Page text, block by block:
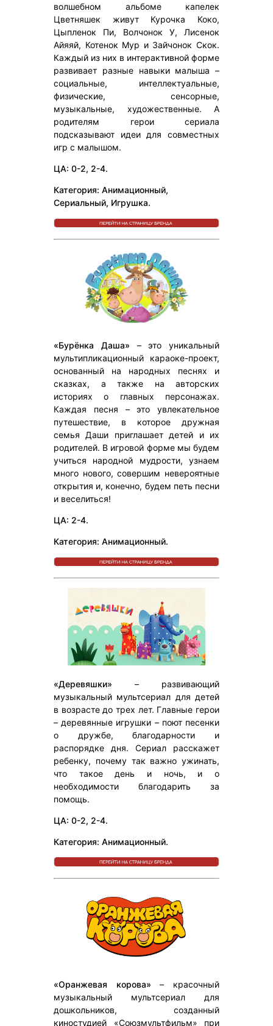
волшебном альбоме капелек
Цветняшек живут Курочка Коко,
Цыпленок Пи, Волчонок У, Лисенок
Айяяй, Котенок Мур и Зайчонок Скок.
Каждый из них в интерактивной форме
развивает разные навыки малыша –
социальные, интеллектуальные,
физические, сенсорные,
музыкальные, художественные. А
родителям герои сериала
подсказывают идеи для совместных
игр с малышом.
ЦА: 0-2, 2-4.
Категория: Анимационный,
Сериальный, Игрушка.
«Бурёнка Даша» – это уникальный
мультипликационный караоке-проект,
основанный на народных песнях и
сказках, а также на авторских
историях о главных персонажах.
Каждая песня – это увлекательное
путешествие, в которое дружная
семья Даши приглашает детей и их
родителей. В игровой форме мы будем
учиться народной мудрости, узнаем
много нового, совершим невероятные
открытия и, конечно, будем петь песни
и веселиться!
ЦА: 2-4.
Категория: Анимационный.
«Деревяшки» – развивающий
музыкальный мультсериал для детей
в возрасте до трех лет. Главные герои
– деревянные игрушки – поют песенки
о дружбе, благодарности и
распорядке дня. Сериал расскажет
ребенку, почему так важно ужинать,
что такое день и ночь, и о
необходимости благодарить за
помощь.
ЦА: 0-2, 2-4.
Категория: Анимационный.
«Оранжевая корова» – красочный
музыкальный мультсериал для
дошкольников, созданный
киностудией «Союзмультфильм» при